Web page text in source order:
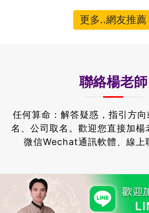
更多..網友推薦
聯絡楊老師
任何算命：解答疑惑，指引方
名、公司取名。 歡迎您直接加楊
微信Wechat通訊軟體、線上